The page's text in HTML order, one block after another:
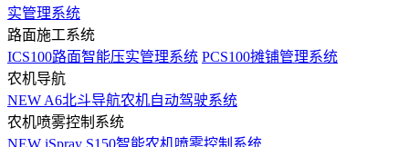
实管理系统
路面施工系统
ICS100路面智能压实管理系统 PCS100摊铺管理系统
农机导航
NEW A6北斗导航农机自动驾驶系统
农机喷雾控制系统
NEW iSpray S150智能农机喷雾控制系统